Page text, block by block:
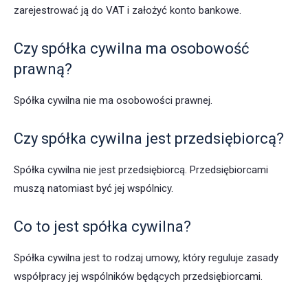
zarejestrować ją do VAT i założyć konto bankowe.
Czy spółka cywilna ma osobowość
prawną?
Spółka cywilna nie ma osobowości prawnej.
Czy spółka cywilna jest przedsiębiorcą?
Spółka cywilna nie jest przedsiębiorcą. Przedsiębiorcami
muszą natomiast być jej wspólnicy.
Co to jest spółka cywilna?
Spółka cywilna jest to rodzaj umowy, który reguluje zasady
współpracy jej wspólników będących przedsiębiorcami.